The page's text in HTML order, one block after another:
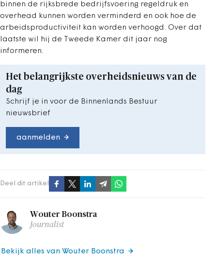
binnen de rijksbrede bedrijfsvoering regeldruk en
overhead kunnen worden verminderd en ook hoe de
arbeidsproductiviteit kan worden verhoogd. Over dat
laatste wil hij de Tweede Kamer dit jaar nog
informeren.
Het belangrijkste overheidsnieuws van de
dag
Schrijf je in voor de Binnenlands Bestuur
nieuwsbrief
aanmelden
Deel dit artikel
Wouter Boonstra
Journalist
Bekijk alles van Wouter Boonstra